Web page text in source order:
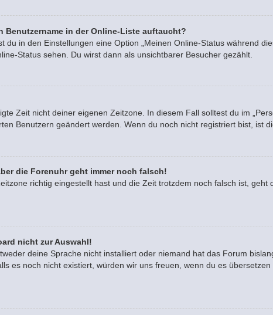
Benutzername in der Online-Liste auftaucht?
du in den Einstellungen eine Option „Meinen Online-Status während
Status sehen. Du wirst dann als unsichtbarer Besucher gezählt.
Zeit nicht deiner eigenen Zeitzone. In diesem Fall solltest du im
Benutzern geändert werden. Wenn du noch nicht registriert bist, ist
die Forenuhr geht immer noch falsch!
richtig eingestellt hast und die Zeit trotzdem noch falsch ist,
nicht zur Auswahl!
deine Sprache nicht installiert oder niemand hat das Forum
es noch nicht existiert, würden wir uns freuen, wenn du es